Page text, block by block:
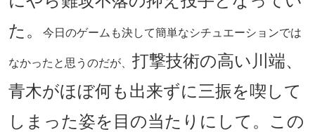
た。
今日のゲームも決して簡単なシチュエーションでは
なかったと思うのだが、 打撃技術の高い川端、
青木がほぼ何も出来ずに三振を喫して
しまった姿を目の当たりにして。この